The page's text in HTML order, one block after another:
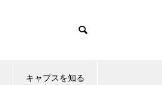
キャプスを知る